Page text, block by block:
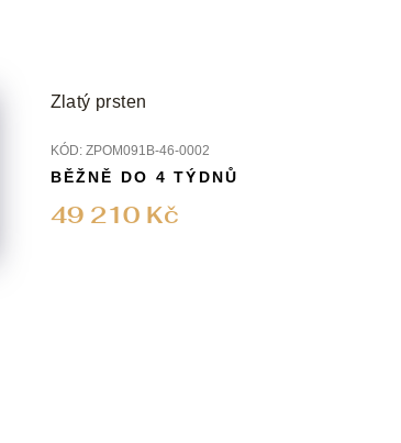
Zlatý prsten
KÓD: ZPOM091B-46-0002
49 210 Kč
BĚŽNĚ DO 4 TÝDNŮ